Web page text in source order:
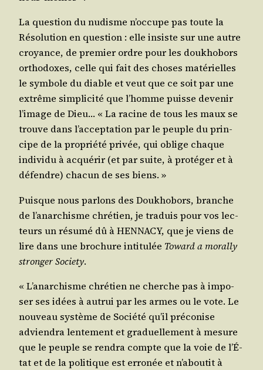
La ques­tion du nudisme n’oc­cupe pas toute la
Réso­lu­tion en ques­tion : elle insiste sur une autre
croyance, de pre­mier ordre pour les dou­kho­bors
ortho­doxes, celle qui fait des choses maté­rielles
le sym­bole du diable et veut que ce soit par une
extrême sim­pli­ci­té que l’homme puisse deve­nir
l’i­mage de Dieu… « La racine de tous les maux se
trouve dans l’ac­cep­ta­tion par le peuple du prin­
cipe de la pro­prié­té pri­vée, qui oblige chaque
indi­vi­du à acqué­rir (et par suite, à pro­té­ger et à
défendre) cha­cun de ses biens. »
Puisque nous par­lons des Dou­kho­bors, branche
de l’a­nar­chisme chré­tien, je tra­duis pour vos lec­
teurs un résu­mé dû à HENNACY, que je viens de
lire dans une bro­chure inti­tu­lée Toward a moral­ly
stron­ger Socie­ty.
« L’a­nar­chisme chré­tien ne cherche pas à impo­
ser ses idées à autrui par les armes ou le vote. Le
nou­veau sys­tème de Socié­té qu’il pré­co­nise
advien­dra len­te­ment et gra­duel­le­ment à mesure
que le peuple se ren­dra compte que la voie de l’É­
tat et de la poli­tique est erro­née et n’a­bou­tit à